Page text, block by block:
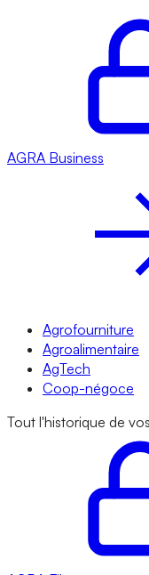
AGRA Business
Agrofourniture
Agroalimentaire
AgTech
Coop-négoce
Tout l'historique de